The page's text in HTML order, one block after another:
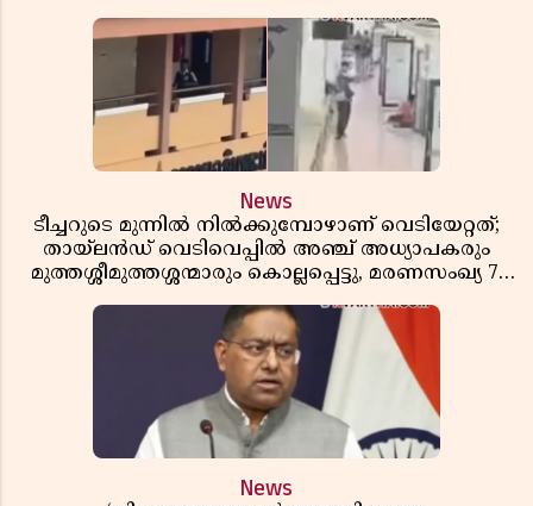
News
ടീച്ചറുടെ മുന്നിൽ നിൽക്കുമ്പോഴാണ് വെടിയേറ്റത്;
തായ്‌ലൻഡ് വെടിവെപ്പിൽ അഞ്ച് അധ്യാപകരും
മുത്തശ്ശീമുത്തശ്ശന്മാരും കൊല്ലപ്പെട്ടു, മരണസംഖ്യ 7;
News